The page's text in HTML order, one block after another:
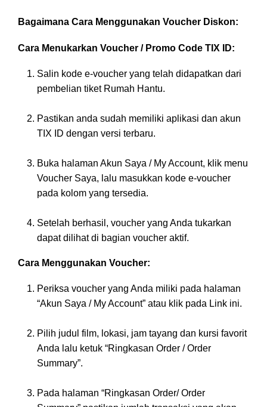
Bagaimana Cara Menggunakan Voucher Diskon:
Cara Menukarkan Voucher / Promo Code TIX ID:
Salin kode e-voucher yang telah didapatkan dari
pembelian tiket Rumah Hantu.
Pastikan anda sudah memiliki aplikasi dan akun
TIX ID dengan versi terbaru.
Buka halaman Akun Saya / My Account, klik menu
Voucher Saya, lalu masukkan kode e-voucher
pada kolom yang tersedia.
Setelah berhasil, voucher yang Anda tukarkan
dapat dilihat di bagian voucher aktif.
Cara Menggunakan Voucher:
Periksa voucher yang Anda miliki pada halaman
“Akun Saya / My Account” atau klik pada Link ini.
Pilih judul film, lokasi, jam tayang dan kursi favorit
Anda lalu ketuk “Ringkasan Order / Order
Summary”.
Pada halaman “Ringkasan Order/ Order